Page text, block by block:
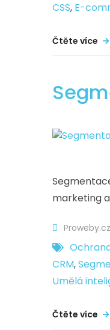
CSS, E-
Čtěte více
marketing
Proweby.cz
CRM,
Umělá
Čtěte více